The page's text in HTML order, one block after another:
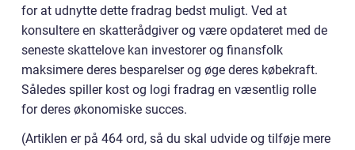
for at udnytte dette fradrag bedst muligt. Ved at
konsultere en skatterådgiver og være opdateret med de
seneste skattelove kan investorer og finansfolk
maksimere deres besparelser og øge deres købekraft.
Således spiller kost og logi fradrag en væsentlig rolle
for deres økonomiske succes.
(Artiklen er på 464 ord, så du skal udvide og tilføje mere